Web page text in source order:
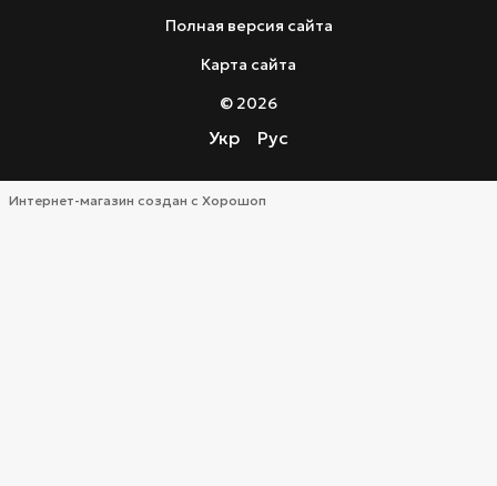
Полная версия сайта
Карта сайта
© 2026
Укр Рус
Интернет-магазин создан с Хорошоп